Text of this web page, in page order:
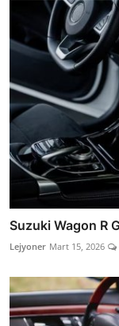
Suzuki Wagon R
Lejyoner Mart 15, 2026